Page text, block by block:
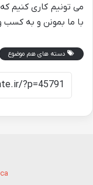
می تونیم کاری کنیم
با ما بمونن و به کسب
دسته های هم موضوع